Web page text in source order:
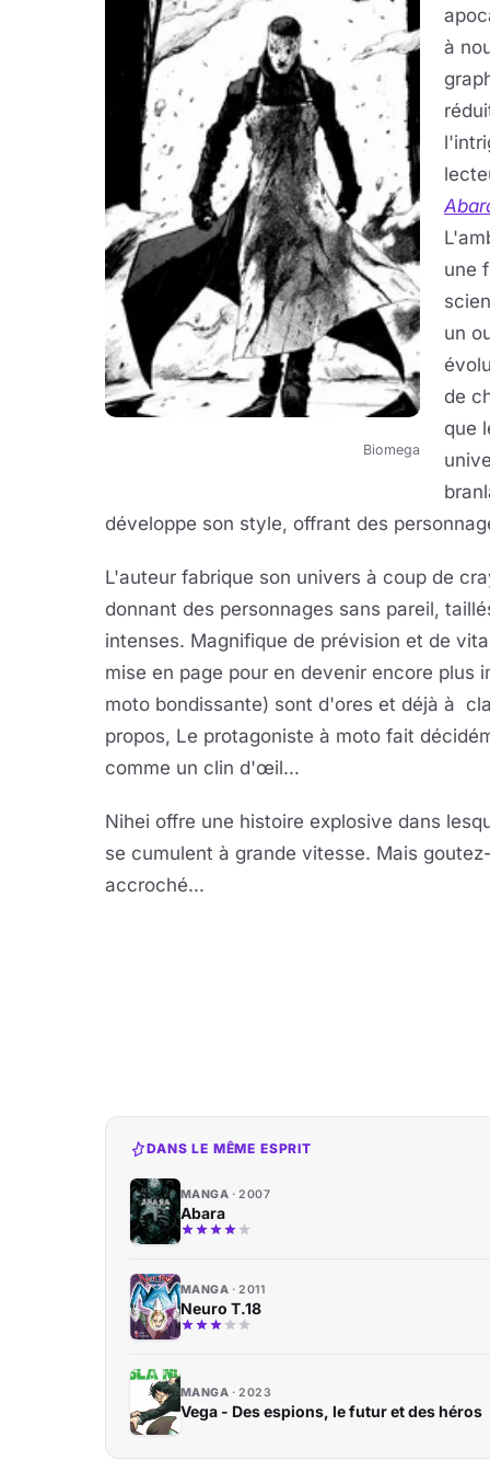
Biomega
à
une
un
de
que
développe son style, offrant des
L'auteur fabrique son univers à coup de
donnant des personnages sans pareil,
intenses. Magnifique de prévision et de
mise en page pour en devenir encore plus
moto bondissante) sont d'ores et déjà à
propos, Le protagoniste à moto fait
comme un clin d'œil...
Nihei offre une histoire explosive dans
se cumulent à grande vitesse. Mais
accroché...
DANS LE MÊME ESPRIT
MANGA 2007
Abara
MANGA 2011
Neuro T.18
MANGA 2023
Vega - Des espions, le futur et des héros